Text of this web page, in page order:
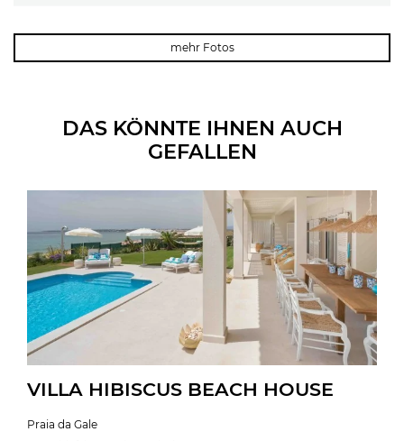
mehr Fotos
DAS KÖNNTE IHNEN AUCH
GEFALLEN
VILLA HIBISCUS BEACH HOUSE
Praia da Gale